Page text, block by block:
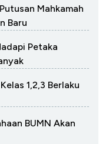
Mahkamah
Baru
Petaka
1,2,3 Berlaku
BUMN Akan